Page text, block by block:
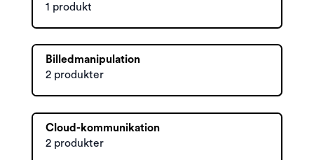
1 produkt
Billedmanipulation
2 produkter
Cloud-kommunikation
2 produkter